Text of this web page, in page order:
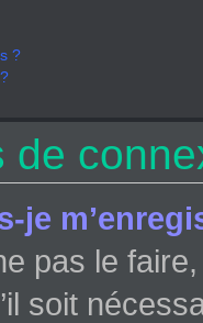
?
de
je
pas le
soit